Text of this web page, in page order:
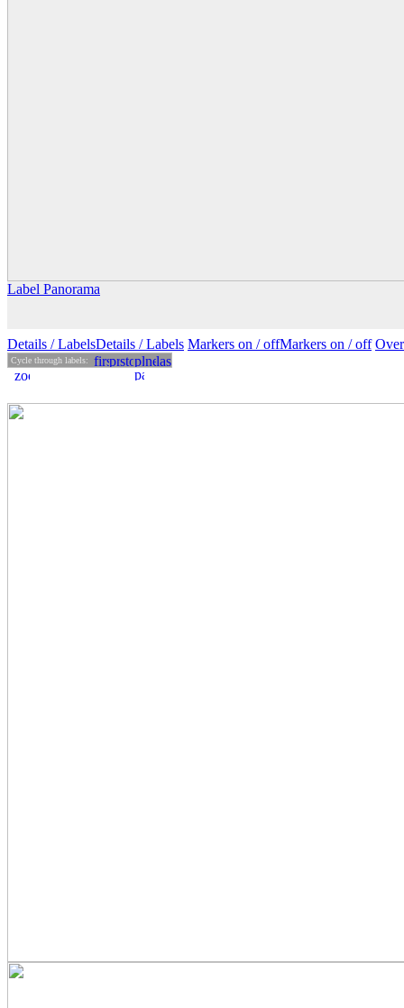
Label Panorama
Details / LabelsDetails /Labels Markers on /offMarkers on / off
Cycle through labels: